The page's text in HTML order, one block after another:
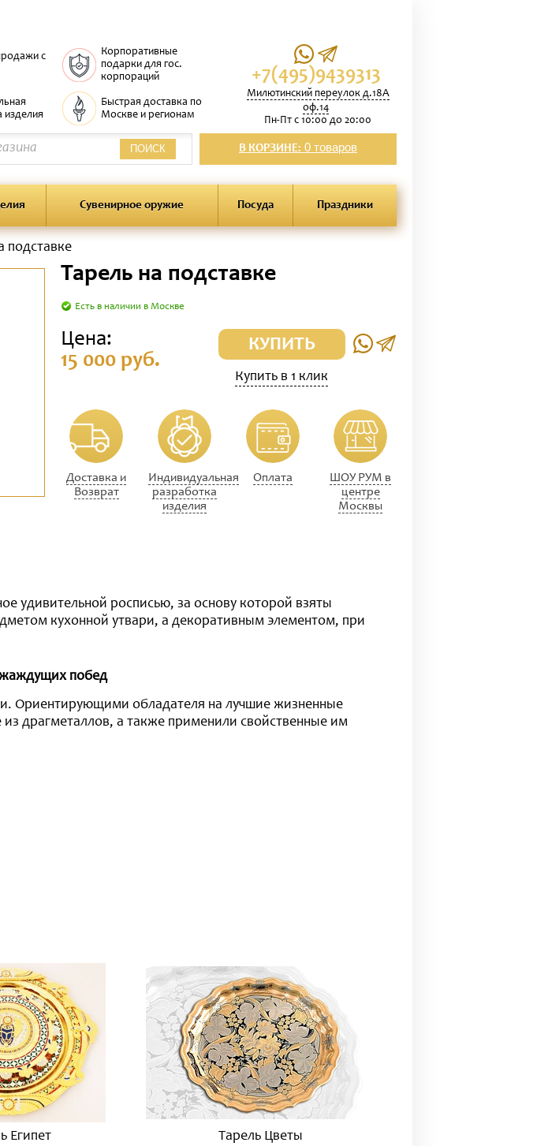
+7(495)9439313
Милютинский переулок д.18А
оф.14
Пн-Пт с 10:00 до 20:00
с
Корпоративные
подарки для гос.
корпораций
изделия
Быстрая доставка по
Москве и регионам
В КОРЗИНЕ: 0 товаров
ПОИСК
Сувенирное оружие Посуда Праздники
подставке
Тарель на подставке
Есть в наличии в Москве
Цена:
15 000 руб.
КУПИТЬ
Купить в 1 клик
Доставка и
Возврат
Индивидуальная
разработка
изделия
Оплата
ШОУ РУМ в
центре
Москвы
удивительной росписью, за основу которой взяты
кухонной утвари, а декоративным элементом, при
жаждущих побед
Ориентирующими обладателя на лучшие жизненные
драгметаллов, а также применили свойственные им
Египет Тарель Цветы